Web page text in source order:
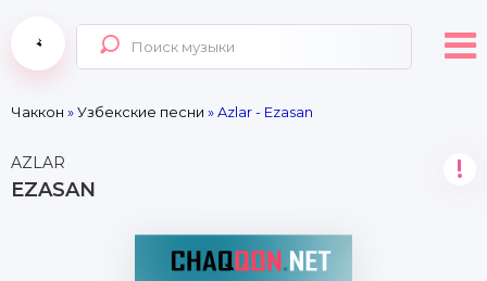
Чаккон »Узбекские песни » Azlar - Ezasan
AZLAR
EZASAN
!